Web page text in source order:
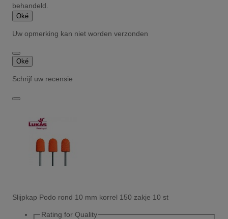
behandeld.
Oké
Uw opmerking kan niet worden verzonden
Oké
Schrijf uw recensie
Slijpkap Podo rond 10 mm korrel 150 zakje 10 st
Rating for Quality